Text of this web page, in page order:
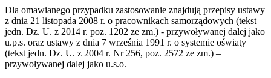
Dla omawianego przypadku zastosowanie znajdują przepisy ustawy
z dnia 21 listopada 2008 r. o pracownikach samorządowych (tekst
jedn. Dz. U. z 2014 r. poz. 1202 ze zm.) - przywoływanej dalej jako
u.p.s. oraz ustawy z dnia 7 września 1991 r. o systemie oświaty
(tekst jedn. Dz. U. z 2004 r. Nr 256, poz. 2572 ze zm.) –
przywoływanej dalej jako u.s.o.